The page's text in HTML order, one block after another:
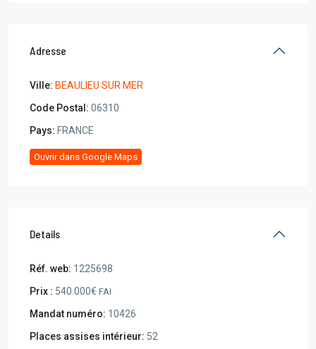
Adresse
Ville: BEAULIEU SUR MER
Code Postal: 06310
Pays: FRANCE
Ouvrir dans Google Maps
Details
Réf. web: 1225698
Prix : 540.000€ FAI
Mandat numéro: 10426
Places assises intérieur: 52